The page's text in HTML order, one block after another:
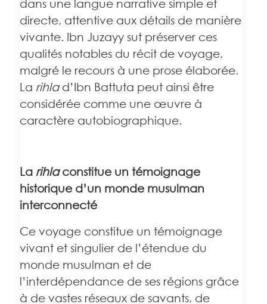
dans une langue narrative simple et
directe, attentive aux détails de manière
vivante. Ibn Juzayy sut préserver ces
qualités notables du récit de voyage,
malgré le recours à une prose élaborée.
La rihlad’Ibn Battuta peut ainsi être
considérée comme une œuvre à
caractère autobiographique.
La rihlaconstitue un témoignage
historique d’un monde musulman
interconnecté
Ce voyage constitue un témoignage
vivant et singulier de l’étendue du
monde musulman et de
l’interdépendance de ses régions grâce
à de vastes réseaux de savants, de